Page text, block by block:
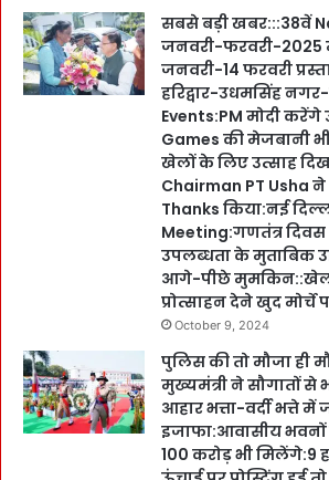
सबसे बड़ी खबर:::38वें
जनवरी-फरवरी-2025
जनवरी-14 फरवरी
हरिद्वार-उधमसिंह नगर-
Events:PM मोदी करेंगे
Games की मेजबानी
खेलों के लिए उत्साह
Chairman PT Usha
Thanks किया:नई
Meeting:गणतंत्र दिवस
उपलब्धता के मुताबिक
आगे-पीछे
प्रोत्साहन देने खुद मोर्चे
October 9, 2024
पुलिस की तो मौजा ही
मुख्यमंत्री ने सौगातों से
आहार भत्ता-वर्दी भत्ते में
इजाफा:आवासीय भवनों
100 करोड़ भी मिलेंगे:9